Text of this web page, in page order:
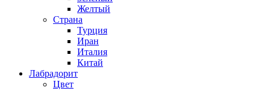
Желтый
Страна
Турция
Иран
Италия
Китай
Лабрадорит
Цвет